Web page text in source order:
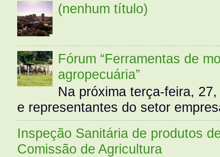
(nenhum título)
Fórum “Ferramentas de
agropecuária”
Na próxima terça-feira,
e representantes do setor
Inspeção Sanitária de produtos
Comissão de Agricultura